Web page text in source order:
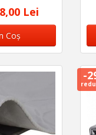
Lei
Coş
-